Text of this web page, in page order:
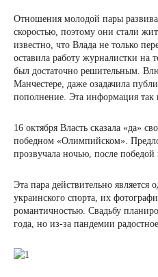
Отношения молодой пары
скоростью, поэтому они стали
известно, что Влада не только
оставила работу журналистки на
был достаточно решительным.
Манчестере, даже озадачила
пополнение. Эта информация так
16 октября Власть сказала «да»
победном «Олимпийском».
прозвучала ночью, после
Эта пара действительно
украинского спорта, их
романтичностью. Свадьбу
года, но из-за пандемии